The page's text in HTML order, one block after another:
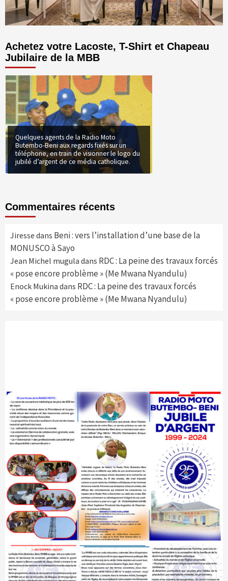
Achetez votre Lacoste, T-Shirt et Chapeau
Jubilaire de la MBB
Quelques agents de la Radio Moto
Butembo-Beni aux regards fixés sur un
téléphone, en train de visionner le logo du
jubilé d’argent de ce média catholique.
Commentaires récents
Jiresse dans Beni : vers l’installation d’une base de la
MONUSCO à Sayo
Jean Michel mugula dans RDC : La peine des travaux forcés
« pose encore problème » (Me Mwana Nyandulu)
Enock Mukina dans RDC : La peine des travaux forcés
« pose encore problème » (Me Mwana Nyandulu)